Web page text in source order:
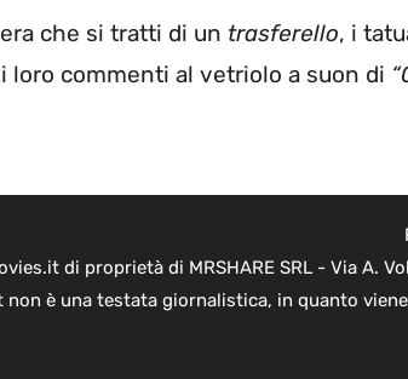
che si tratti di un trasferello, i
loro commenti al vetriolo a suon di
di proprietà di MRSHARE SRL - Via A.
non è una testata giornalistica, in quanto